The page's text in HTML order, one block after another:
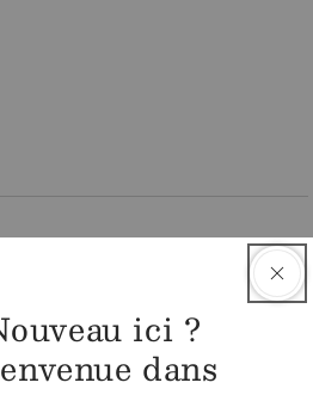
ici ?
dans